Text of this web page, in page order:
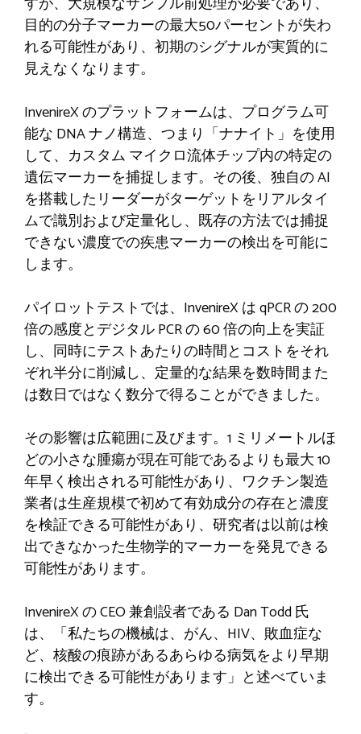
目的の分子マーカーの最大50パーセントが失わ
れる可能性があり、初期のシグナルが実質的に
見えなくなります。
InvenireX のプラットフォームは、プログラム可
能な DNA ナノ構造、つまり「ナナイト」を使用
して、カスタム マイクロ流体チップ内の特定の
遺伝マーカーを捕捉します。その後、独自の AI
を搭載したリーダーがターゲットをリアルタイ
ムで識別および定量化し、既存の方法では捕捉
できない濃度での疾患マーカーの検出を可能に
します。
パイロットテストでは、InvenireX は qPCR の 200
倍の感度とデジタル PCR の 60 倍の向上を実証
し、同時にテストあたりの時間とコストをそれ
ぞれ半分に削減し、定量的な結果を数時間また
は数日ではなく数分で得ることができました。
その影響は広範囲に及びます。1 ミリメートルほ
どの小さな腫瘍が現在可能であるよりも最大 10
年早く検出される可能性があり、ワクチン製造
業者は生産規模で初めて有効成分の存在と濃度
を検証できる可能性があり、研究者は以前は検
出できなかった生物学的マーカーを発見できる
可能性があります。
InvenireX の CEO 兼創設者である Dan Todd 氏
は、「私たちの機械は、がん、HIV、敗血症な
ど、核酸の痕跡があるあらゆる病気をより早期
に検出できる可能性があります」と述べていま
す。